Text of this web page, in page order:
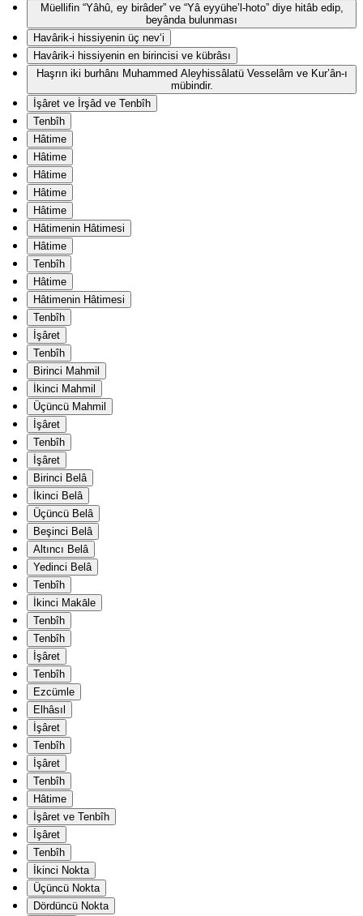
Müellifin “Yâhû, ey birâder” ve “Yâ eyyühe’l-hoto” diye hitâb edip,
beyânda bulunması
Havârik-i hissiyenin üç nev‘i
Havârik-i hissiyenin en birincisi ve kübrâsı
Haşrın iki burhânı Muhammed Aleyhissâlatü Vesselâm ve Kur’ân-ı
mübindir.
İşâret ve İrşâd ve Tenbîh
Tenbîh
Hâtime
Hâtime
Hâtime
Hâtime
Hâtime
Hâtimenin Hâtimesi
Hâtime
Tenbîh
Hâtime
Hâtimenin Hâtimesi
Tenbîh
İşâret
Tenbîh
Birinci Mahmil
İkinci Mahmil
Üçüncü Mahmil
İşâret
Tenbîh
İşâret
Birinci Belâ
İkinci Belâ
Üçüncü Belâ
Beşinci Belâ
Altıncı Belâ
Yedinci Belâ
Tenbîh
İkinci Makāle
Tenbîh
Tenbîh
İşâret
Tenbîh
Ezcümle
Elhâsıl
İşâret
Tenbîh
İşâret
Tenbîh
Hâtime
İşâret ve Tenbîh
İşâret
Tenbîh
İkinci Nokta
Üçüncü Nokta
Dördüncü Nokta